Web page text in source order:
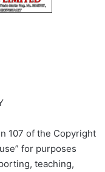
107 of the Copyright
for purposes
teaching,